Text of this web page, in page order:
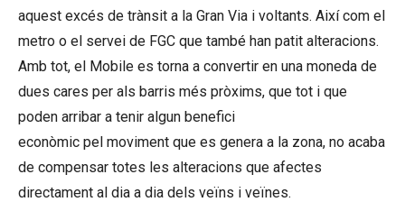
aquest excés de trànsit a la Gran Via i voltants. Així com el
metro o el servei de FGC que també han patit alteracions.
Amb tot, el Mobile es torna a convertir en una moneda de
dues cares per als barris més pròxims, que tot i que
poden arribar a tenir algun benefici
econòmic pel moviment que es genera a la zona, no acaba
de compensar totes les alteracions que afectes
directament al dia a dia dels veïns i veïnes.